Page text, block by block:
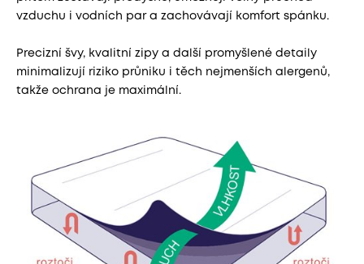
vzduchu i vodních par a zachovávají komfort spánku.
Precizní švy, kvalitní zipy a další promyšlené detaily
minimalizují riziko průniku i těch nejmenších alergenů,
takže ochrana je maximální.